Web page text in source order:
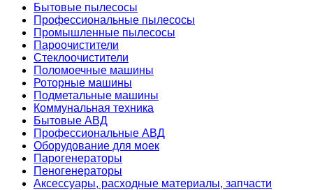
Бытовые пылесосы
Профессиональные пылесосы
Промышленные пылесосы
Пароочистители
Стеклоочистители
Поломоечные машины
Роторные машины
Подметальные машины
Коммунальная техника
Бытовые АВД
Профессиональные АВД
Оборудование для моек
Парогенераторы
Пеногенераторы
Аксессуары, расходные материалы, запчасти